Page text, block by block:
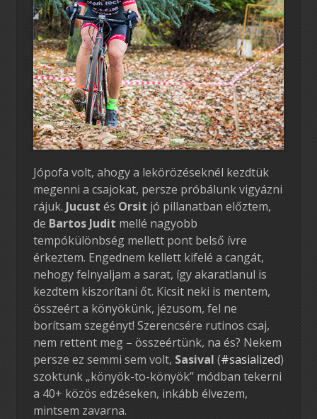
Jópofa volt, ahogy a lekörözéseknél kezdtük
megenni a csajokat, persze próbálunk vigyázni
rájuk. Jucust és Orsit jó pillanatban előztem,
de Bartos Judit mellé nagyobb
tempókülönbség mellett pont belső ívre
érkeztem. Engednem kellett kifelé a cangát,
nehogy felnyaljam a sarat, így akaratlanul is
kezdtem kiszorítani őt. Kicsit neki is mentem,
összeért a könyökünk, jézusom, fel ne
borítsam szegényt! Szerencsére rutinos csaj,
nem rettent meg – összeértünk, na és? Nekem
persze ez semmi sem volt, Sasival (#sasialized)
szoktunk „könyök-to-könyök” módban tekerni
a 40+ közös edzéseken, inkább élvezem,
mintsem zavarna.